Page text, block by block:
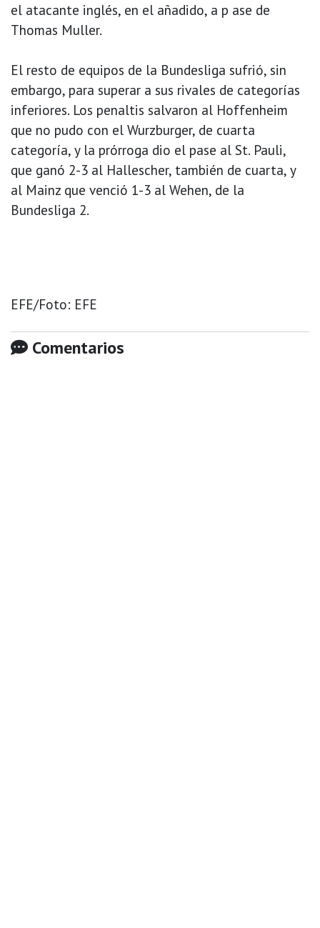
el atacante inglés, en el añadido, a p ase de
Thomas Muller.
El resto de equipos de la Bundesliga sufrió, sin
embargo, para superar a sus rivales de categorías
inferiores. Los penaltis salvaron al Hoffenheim
que no pudo con el Wurzburger, de cuarta
categoría, y la prórroga dio el pase al St. Pauli,
que ganó 2-3 al Hallescher, también de cuarta, y
al Mainz que venció 1-3 al Wehen, de la
Bundesliga 2.
EFE/Foto: EFE
Comentarios